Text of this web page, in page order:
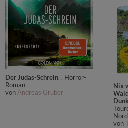
Der Judas-Schrein. . Horror-
Roman
von Andreas Gruber
Nix
von